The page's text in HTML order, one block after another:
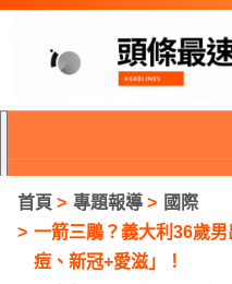
首頁 專題報導
國際
一箭三鵰？義大利36歲
痘、新冠+愛滋」！